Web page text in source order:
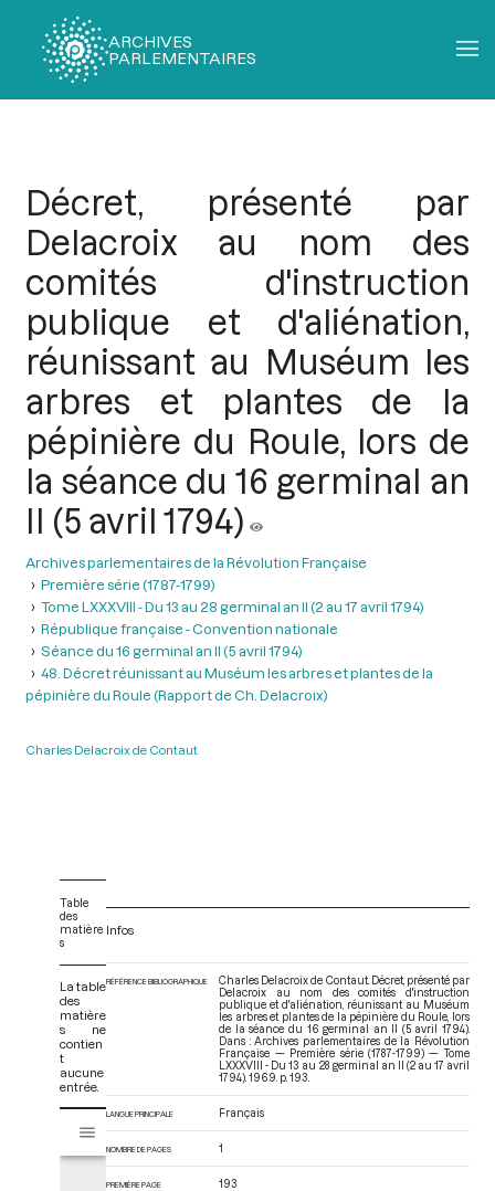
ARCHIVES
PARLEMENTAIRES
Décret, présenté par
Delacroix au nom des
comités d'instruction
publique et d'aliénation,
réunissant au Muséum les
arbres et plantes de la
pépinière du Roule, lors de
la séance du 16 germinal an
II (5 avril 1794)
Archives parlementaires de la Révolution Française
Première série (1787-1799)
Tome LXXXVIII - Du 13 au 28 germinal an II (2 au 17 avril 1794)
République française - Convention nationale
Séance du 16 germinal an II (5 avril 1794)
48. Décret réunissant au Muséum les arbres et plantes de la
pépinière du Roule (Rapport de Ch. Delacroix)
Charles Delacroix de Contaut
Table
des
matière
s
La table
des
matière
s ne
contien
t
aucune
entrée.
s
Tome LXXXVIII - Du 13 au 28 germinal an II (2 au 17 avril 1794)
Infos
RÉFÉRENCE BIBLIOGRAPHIQUE
Charles Delacroix de Contaut. Décret, présenté par
Delacroix au nom des comités d'instruction
publique et d'aliénation, réunissant au Muséum
les arbres et plantes de la pépinière du Roule, lors
de la séance du 16 germinal an II (5 avril 1794).
Dans : Archives parlementaires de la Révolution
Française — Première série (1787-1799) — Tome
LXXXVIII - Du 13 au 28 germinal an II (2 au 17 avril
1794) . 1969. p. 193.
LANGUE PRINCIPALE Français
NOMBRE DE PAGES 1
PREMIÈRE PAGE 193